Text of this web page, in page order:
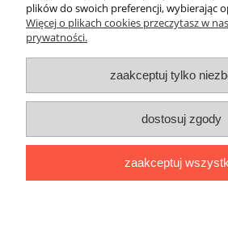
Moje konto
Informacje
O nas
Logi|| ul. Kiwerska 27, 01-682
plików do swoich preferencji, wybierając
Więcej o plikach cookies przeczytasz w
prywatności.
zaakceptuj tylko
dostosuj zgody
zaakceptuj